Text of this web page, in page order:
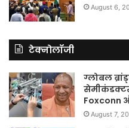
August 6,
टेक्नोलॉजी
ग्लोबल
सेमीकंडक्टर
Foxconn
August 7,